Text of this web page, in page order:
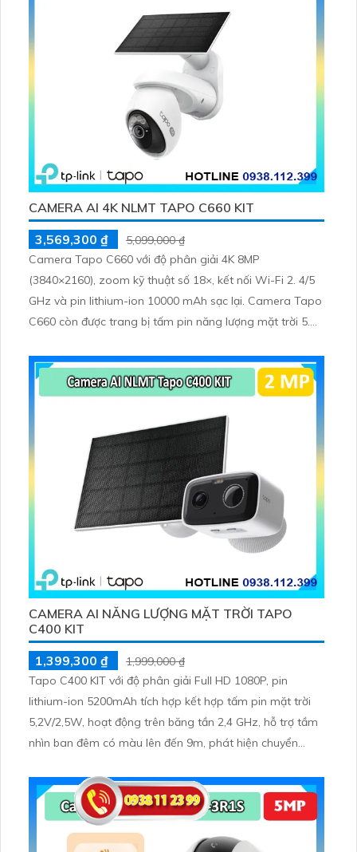
CAMERA AI 4K NLMT TAPO C660 KIT
3,569,300 ₫
5,099,000 ₫
Camera Tapo C660 với độ phân giải 4K 8MP
(3840×2160), zoom kỹ thuật số 18×, kết nối Wi-Fi 2. 4/5
GHz và pin lithium-ion 10000 mAh sạc lại. Camera Tapo
C660 còn được trang bị tấm pin năng lượng mặt trời 5.
tiện, lưu trữ thẻ microSD tối đa 512 GB
CAMERA AI NĂNG LƯỢNG MẶT TRỜI TAPO
C400 KIT
1,399,300 ₫
1,999,000 ₫
Tapo C400 KIT với độ phân giải Full HD 1080P, pin
lithium-ion 5200mAh tích hợp kết hợp tấm pin mặt trời
5,2V/2,5W, hoạt động trên băng tần 2,4 GHz, hỗ trợ tầm
nhìn ban đêm có màu lên đến 9m, phát hiện chuyển
thẻ microSD lên đến 512GB